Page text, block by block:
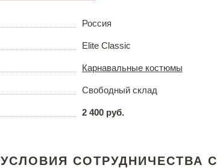
Россия
Elite Classic
Карнавальные костюмы
Свободный склад
2 400 руб.
УСЛОВИЯ СОТРУДНИЧЕСТВА С